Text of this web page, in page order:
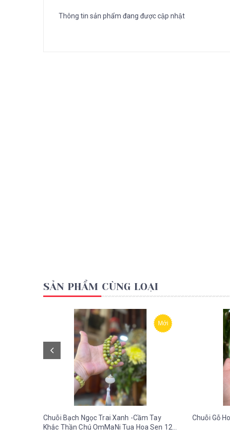
Thông tin sản phẩm đang được cập nhật
SẢN PHẨM CÙNG LOẠI
Mới
Chuỗi Bạch Ngọc Trai Xanh -Cầm Tay
Khắc Thần Chú OmMaNi Tua Hoa Sen 12
Chuỗi Gỗ